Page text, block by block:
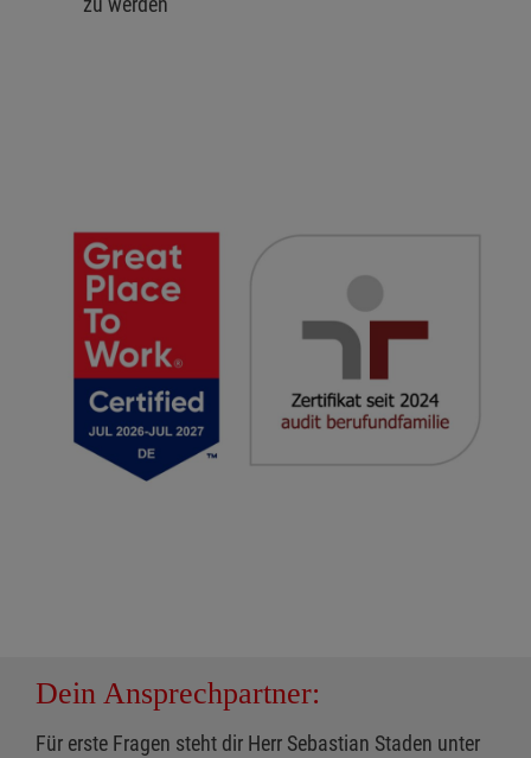
Dein Ansprechpartner:
Für erste Fragen steht dir Herr Sebastian Staden unter